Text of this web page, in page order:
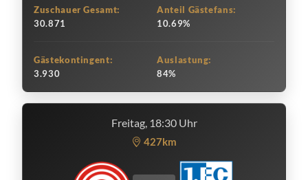
Zuschauer Gesamt:
30.871
Anteil Gästefans:
10.69%
Gästekontingent:
3.930
Auslastung:
84%
Freitag, 18:30 Uhr
427km